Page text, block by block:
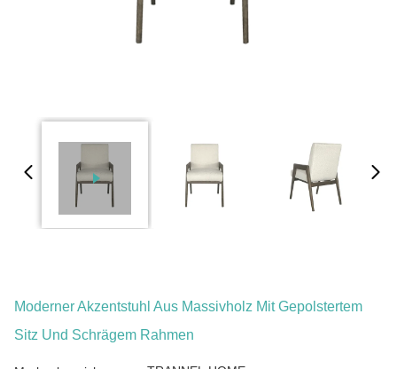
Moderner Akzentstuhl Aus Massivholz Mit Gepolstertem
Sitz Und Schrägem Rahmen